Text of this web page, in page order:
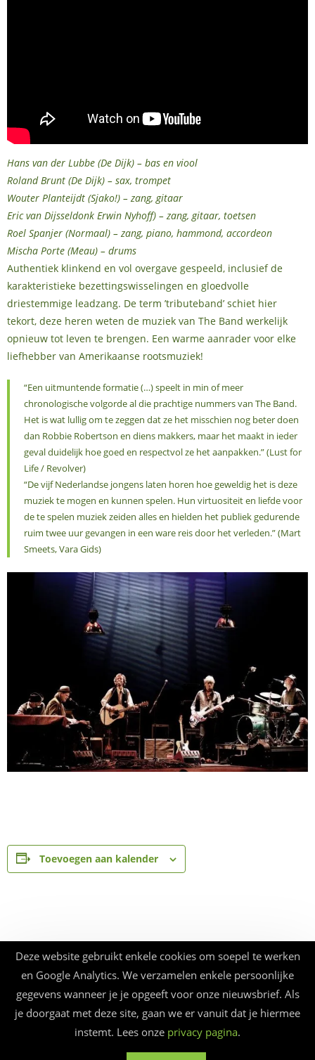
Hans van der Lubbe (De Dijk) – bas en viool
Roland Brunt (De Dijk) – sax, trompet
Wouter Planteijdt (Sjako!) – zang, gitaar
Eric van Dijsseldonk Erwin Nyhoff) – zang, gitaar, toetsen
Roel Spanjer (Normaal) – zang, piano, hammond, accordeon
Mischa Porte (Meau) – drums
Authentiek klinkend en vol overgave gespeeld, inclusief de
karakteristieke bezettingswisselingen en gloedvolle
driestemmige leadzang. De term ’tributeband’ schiet hier
tekort, deze heren weten de muziek van The Band werkelijk
opnieuw tot leven te brengen. Een warme aanrader voor elke
liefhebber van Amerikaanse rootsmuziek!
“Een uitmuntende formatie (…) speelt in min of meer
chronologische volgorde al die prachtige nummers van The Band.
Het is wat lullig om te zeggen dat ze het misschien nog beter doen
dan Robbie Robertson en diens makkers, maar het maakt in ieder
geval duidelijk hoe goed en respectvol ze het aanpakken.” (Lust for
Life / Revolver)
“De vijf Nederlandse jongens laten horen hoe geweldig het is deze
muziek te mogen en kunnen spelen. Hun virtuositeit en liefde voor
de te spelen muziek zeiden alles en hielden het publiek gedurende
ruim twee uur gevangen in een ware reis door het verleden.” (Mart
Smeets, Vara Gids)
Toevoegen aan kalender
Deze website gebruikt enkele cookies om soepel te werken
en Google Analytics. We verzamelen enkele persoonlijke
gegevens wanneer je je opgeeft voor onze nieuwsbrief. Als
je doorgaat met deze site, gaan we er vanuit dat je hiermee
instemt. Lees onze privacy pagina.